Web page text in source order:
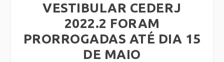
VESTIBULAR CEDERJ
2022.2 FORAM
PRORROGADAS ATÉ DIA 15
DE MAIO